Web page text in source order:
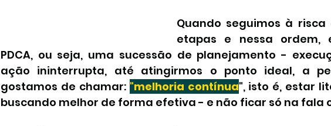
Quando seguimos à
etapas e nessa ordem,
PDCA, ou seja, uma sucessão de planejamento -
ação ininterrupta, até atingirmos o ponto ideal, a
gostamos de chamar: "melhoria contínua", isto é, estar
buscando melhor de forma efetiva - e não ficar só na fala